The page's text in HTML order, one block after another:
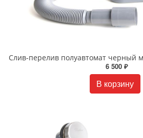
6 500 ₽
В корзину